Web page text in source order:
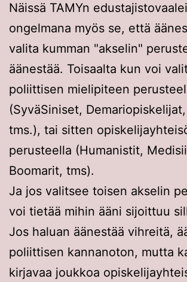
Näissä TAMYn
ongelmana myös se, että
valita kumman "akselin"
äänestää. Toisaalta kun voi
poliittisen mielipiteen
(SyväSiniset,
tms.), tai sitten
perusteella (Humanistit,
Boomarit, tms).
Ja jos valitsee toisen akselin
voi tietää mihin ääni sijoittuu
Jos haluan äänestää vihreitä,
poliittisen kannanoton, mutta
kirjavaa joukkoa